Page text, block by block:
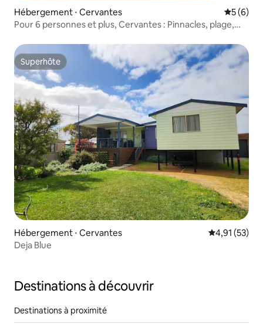
Hébergement ⋅ Cervantes
5 (6)
Pour 6 personnes et plus, Cervantes : Pinnacles, plage,
Superhôte
Superhôte
Hébergement ⋅ Cervantes Évaluation
4,91 (53)
Deja Blue
Destinations à découvrir
Destinations à proximité